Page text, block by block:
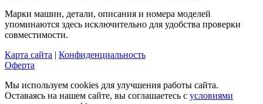
Марки машин, детали, описания и номера моделей
упоминаются здесь исключительно для удобства проверки
совместимости.
Карта сайта | Конфиденциальность
Оферта
Мы используем cookies для улучшения работы сайта.
Оставаясь на нашем сайте, вы соглашаетесь с условиями